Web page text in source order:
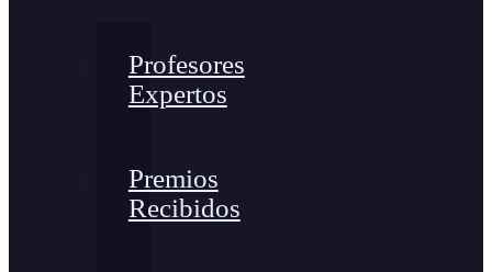
Profesores
Expertos
Premios
Recibidos